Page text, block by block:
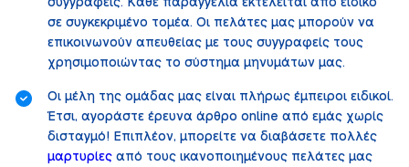
συγγραφείς. Κάθε παραγγελία εκτελείται από ειδικό
σε συγκεκριμένο τομέα. Οι πελάτες μας μπορούν να
επικοινωνούν απευθείας με τους συγγραφείς τους
χρησιμοποιώντας το σύστημα μηνυμάτων μας.
Οι μέλη της ομάδας μας είναι πλήρως έμπειροι ειδικοί.
Έτσι, αγοράστε έρευνα άρθρο online από εμάς χωρίς
δισταγμό! Επιπλέον, μπορείτε να διαβάσετε πολλές
μαρτυρίες από τους ικανοποιημένους πελάτες μας